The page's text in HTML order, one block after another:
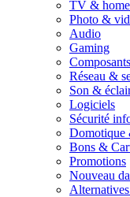
TV &
Photo &
Audio
Gaming
Réseau &
Son &
Logiciels
Sécurité
Domotique
Bons &
Promotions
Nouveau